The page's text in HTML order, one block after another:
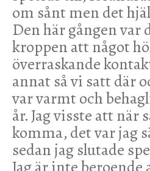
om sånt men det
Den här gången var
kroppen att något
överraskande
annat så vi satt där
var varmt och
år. Jag visste att
komma, det var jag
sedan jag slutade